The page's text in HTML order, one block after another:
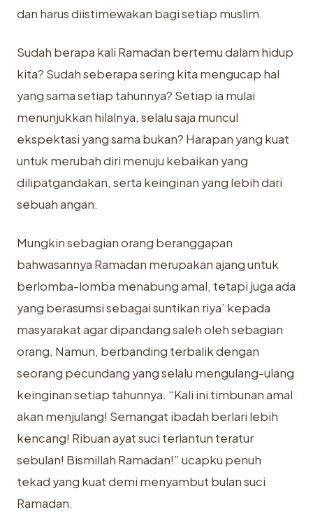
dan harus diistimewakan bagi setiap muslim.
Sudah berapa kali Ramadan bertemu dalam hidup
kita? Sudah seberapa sering kita mengucap hal
yang sama setiap tahunnya? Setiap ia mulai
menunjukkan hilalnya, selalu saja muncul
ekspektasi yang sama bukan? Harapan yang kuat
untuk merubah diri menuju kebaikan yang
dilipatgandakan, serta keinginan yang lebih dari
sebuahangan.
Mungkin sebagian orang beranggapan
bahwasannya Ramadan merupakan ajang untuk
berlomba-lomba menabung amal, tetapi juga ada
yang berasumsi sebagai suntikan riya’ kepada
masyarakat agar dipandang saleh oleh sebagian
orang. Namun, berbanding terbalik dengan
seorang pecundang yang selalu mengulang-ulang
keinginan setiap tahunnya. “Kali ini timbunan amal
akan menjulang! Semangat ibadah berlari lebih
kencang! Ribuan ayat suci terlantun teratur
sebulan! Bismillah Ramadan!” ucapku penuh
tekad yang kuat demi menyambut bulan suci
Ramadan.